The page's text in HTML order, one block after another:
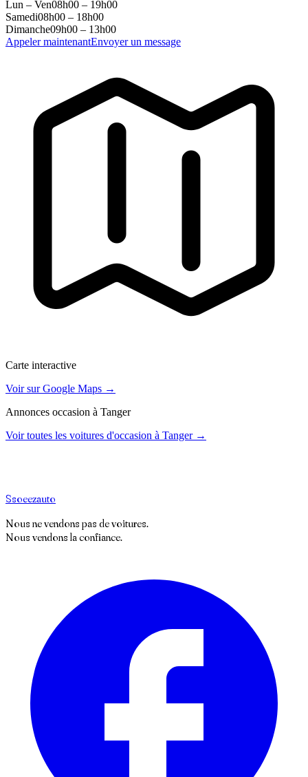
Lun – Ven08h00 – 19h00
Samedi08h00 – 18h00
Dimanche09h00 – 13h00
Appeler maintenantEnvoyer un message
Carte interactive
Voir sur Google Maps →
Annonces occasion à Tanger
Voir toutes les voitures d'occasion à Tanger→
Ssoeezauto
Nous ne vendons pas de voitures.
Nous vendons la confiance.